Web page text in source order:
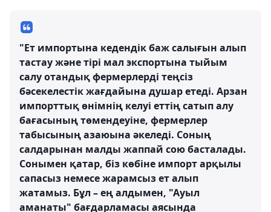
"Ет импортына кедендік баж салығын алып
тастау және тірі мал экспортына тыйым
салу отандық фермерлерді теңсіз
бәсекелестік жағдайына душар етеді. Арзан
импорттық өнімнің келуі еттің сатып алу
бағасының төмендеуіне, фермерлер
табысының азаюына әкеледі. Соның
салдарынан малды жаппай сою басталады.
Сонымен қатар, біз көбіне импорт арқылы
сапасыз немесе жарамсыз ет алып
жатамыз. Бұл – ең алдымен, "Ауыл
аманаты" бағдарламасы аясында